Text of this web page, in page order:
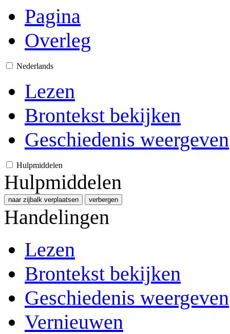
Pagina
Overleg
Nederlands
Lezen
Brontekst bekijken
Geschiedenis weergeven
Hulpmiddelen
Hulpmiddelen
naar zijbalk verplaatsen verbergen
Handelingen
Lezen
Brontekst bekijken
Geschiedenis weergeven
Vernieuwen